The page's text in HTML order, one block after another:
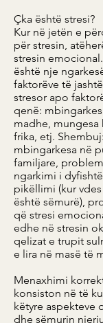
Çka është stresi?
Kur në jetën e
për stresin,
stresin
është nje
faktorëve të
stresor apo
qenë:
madhe, mungesa
frika, etj.
mbingarkesa në
familjare,
ngarkimi i
pikëllimi (kur
është sëmurë),
që stresi
edhe në stresin
qelizat e trupit
e lira në masë të
Menaxhimi
konsiston në të
këtyre aspekteve
dhe sëmurin